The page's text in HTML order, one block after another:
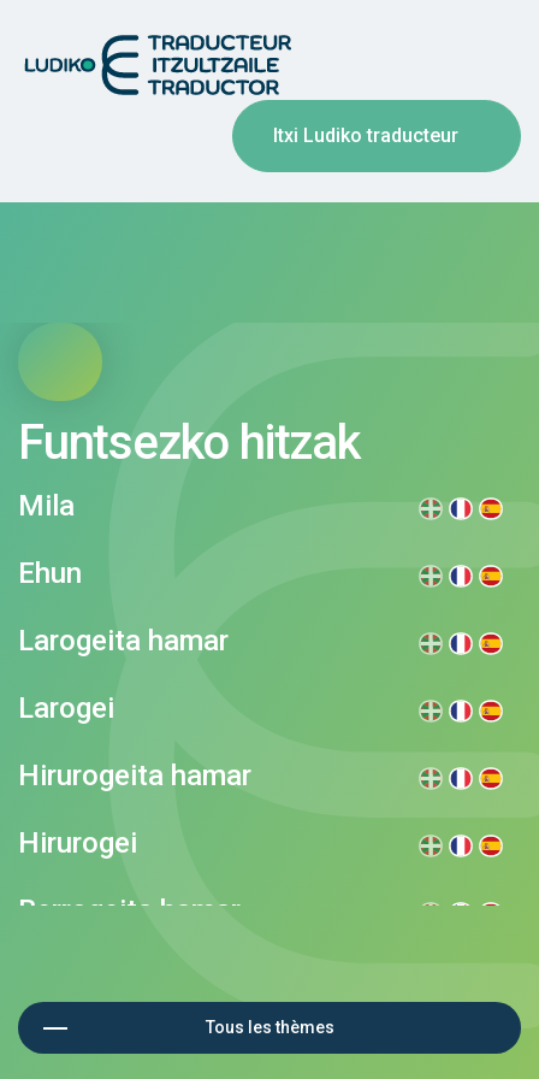
Itxi Ludiko traducteur
Funtsezko hitzak
Mila
Ehun
Larogeita hamar
Larogei
Hirurogeita hamar
Hirurogei
Berrogeita hamar
Hogeita Hamar
Tous les thèmes